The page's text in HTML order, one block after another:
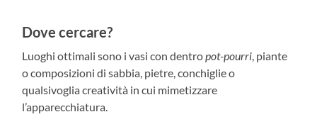
Dove cercare?
Luoghi ottimali sono i vasi con dentropot-pourri, piante
o composizioni di sabbia, pietre, conchiglie o
qualsivoglia creatività in cui mimetizzare
l’apparecchiatura.